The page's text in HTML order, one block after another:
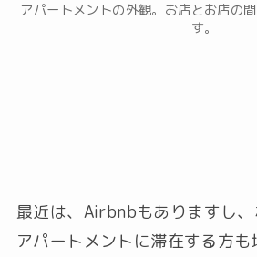
アパートメントの外観。お店とお店の
す。
最近は、Airbnbもありますし、
アパートメントに滞在する方